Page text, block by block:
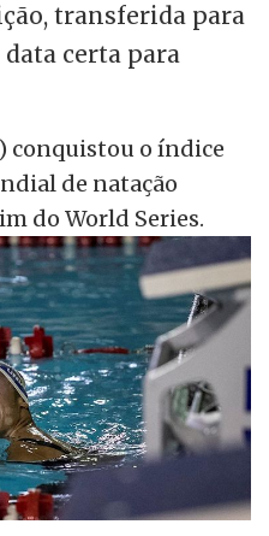
transferida para
certa para